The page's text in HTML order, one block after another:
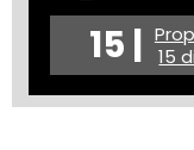
15 |
15